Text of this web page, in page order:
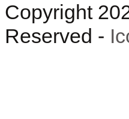
Copyright
Reserved -